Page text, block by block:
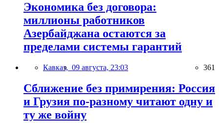
Экономика без договора:
миллионы работников
Азербайджана остаются за
пределами системы гарантий
Кавказ, 09 августа, 23:03 361
Сближение без примирения: Россия
и Грузия по-разному читают одну и
ту же войну